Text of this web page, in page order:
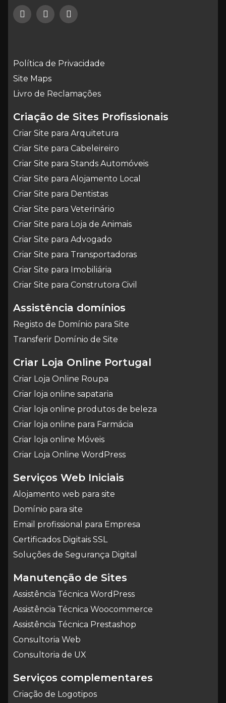
Política de Privacidade
Site Maps
Livro de Reclamações
Criação de Sites Profissionais
Criar Site para Arquitetura
Criar Site para Cabeleireiro
Criar Site para Stands Automóveis
Criar Site para Alojamento Local
Criar Site para Dentistas
Criar Site para Veterinário
Criar Site para Loja de Animais
Criar Site para Advogado
Criar Site para Transportadoras
Criar Site para Imobiliária
Criar Site para Construtora Civil
Assistência domínios
Registo de Domínio para Site
Transferir Domínio de Site
Criar Loja Online Portugal
Criar Loja Online Roupa
Criar loja online sapataria
Criar loja online produtos de beleza
Criar loja online para Farmácia
Criar loja online Móveis
Criar Loja Online WordPress
Serviços Web Iniciais
Alojamento web para site
Domínio para site
Email profissional para Empresa
Certificados Digitais SSL
Soluções de Segurança Digital
Manutenção de Sites
Assistência Técnica WordPress
Assistência Técnica Woocommerce
Assistência Técnica Prestashop
Consultoria Web
Consultoria de UX
Serviços complementares
Criação de Logotipos